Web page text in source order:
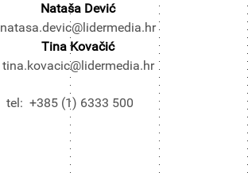
Nataša Dević
natasa.devic@lidermedia.hr
Tina Kovačić
tina.kovacic@lidermedia.hr
tel: +385 (1) 6333 500